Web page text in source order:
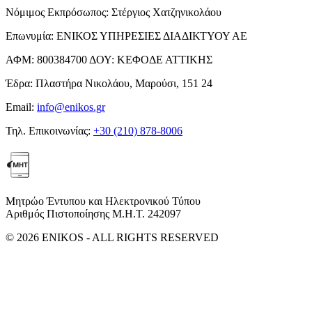
Νόμιμος Εκπρόσωπος: Στέργιος Χατζηνικολάου
Επωνυμία: ΕΝΙΚΟΣ ΥΠΗΡΕΣΙΕΣ ΔΙΑΔΙΚΤΥΟΥ ΑΕ
ΑΦΜ: 800384700 ΔΟΥ: ΚΕΦΟΔΕ ΑΤΤΙΚΗΣ
Έδρα: Πλαστήρα Νικολάου, Μαρούσι, 151 24
Email: info@enikos.gr
Τηλ. Επικοινωνίας: +30 (210) 878-8006
Μητρώο Έντυπου και Ηλεκτρονικού Τύπου
Αριθμός Πιστοποίησης Μ.Η.Τ. 242097
© 2026 ENIKOS - ALL RIGHTS RESERVED